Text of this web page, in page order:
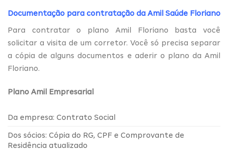
Documentação para contratação da Amil Saúde Floriano
Para contratar o plano Amil Floriano basta você
solicitar a visita de um corretor. Você só precisa separar
a cópia de alguns documentos e aderir o plano da Amil
Floriano.
Plano Amil Empresarial
Da empresa: Contrato Social
Dos sócios: Cópia do RG, CPF e Comprovante de
Residência atualizado